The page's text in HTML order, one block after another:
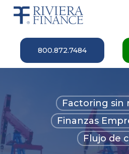
Skip
content
800.872.7484
Factoring sin
Finanzas
Flujo de